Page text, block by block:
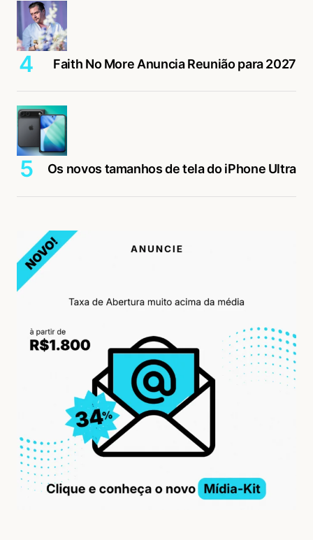
Faith No More Anuncia Reunião para 2027
Os novos tamanhos de tela do iPhone Ultra